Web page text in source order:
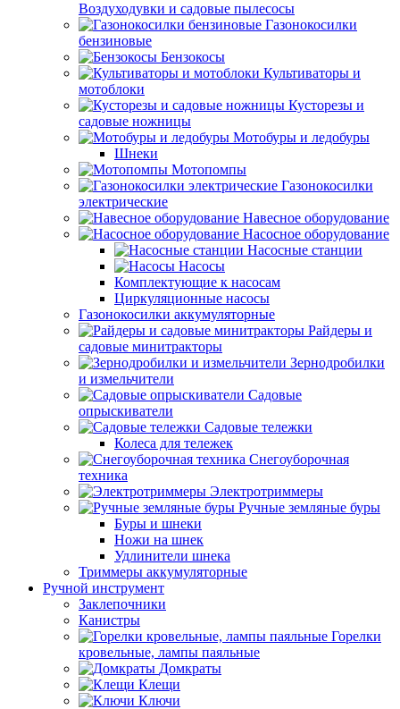
Воздуходувки и садовые пылесосы
Газонокосилки
бензиновые
Бензокосы
Культиваторы и
мотоблоки
Кусторезы и
садовые ножницы
Мотобуры и ледобуры
Шнеки
Мотопомпы
Газонокосилки
электрические
Навесное оборудование
Насосное оборудование
Насосные станции
Насосы
Комплектующие к насосам
Циркуляционные насосы
Газонокосилки аккумуляторные
Райдеры и
садовые минитракторы
Зернодробилки
и измельчители
Садовые
опрыскиватели
Садовые тележки
Колеса для тележек
Снегоуборочная
техника
Электротриммеры
Ручные земляные буры
Буры и шнеки
Ножи на шнек
Удлинители шнека
Триммеры аккумуляторные
Ручной инструмент
Заклепочники
Канистры
Горелки
кровельные, лампы паяльные
Домкраты
Клещи
Ключи